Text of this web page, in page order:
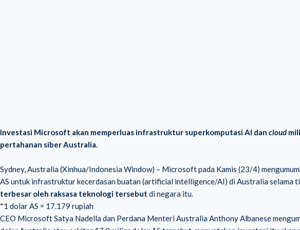
Investasi Microsoft akan memperluas infrastruktur superkomputasi AI dan cloud
pertahanan siber Australia.
Sydney, Australia (Xinhua/Indonesia Window) – Microsoft pada Kamis (23/4)
AS untuk infrastruktur kecerdasan buatan (artificial intelligence/AI) di Australia selama
terbesar oleh raksasa teknologi tersebut di negara itu.
*1 dolar AS = 17.179 rupiah
CEO Microsoft Satya Nadella dan Perdana Menteri Australia Anthony Albanese